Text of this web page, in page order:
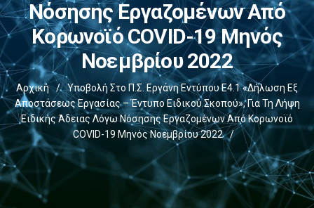
Νόσησης Εργαζομένων Από
Κορωνοϊό COVID-19 Μηνός
Νοεμβρίου 2022
Αρχική /
Υποβολή Στο Π.Σ. Εργάνη Εντύπου Ε4.1 «Δήλωση Εξ
Αποστάσεως Εργασίας – Έντυπο Ειδικού Σκοπού», Για Τη Λήψη
Ειδικής Άδειας Λόγω Νόσησης Εργαζομένων Από Κορωνοϊό
COVID-19 Μηνός Νοεμβρίου 2022
/